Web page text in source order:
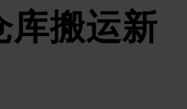
库搬运新